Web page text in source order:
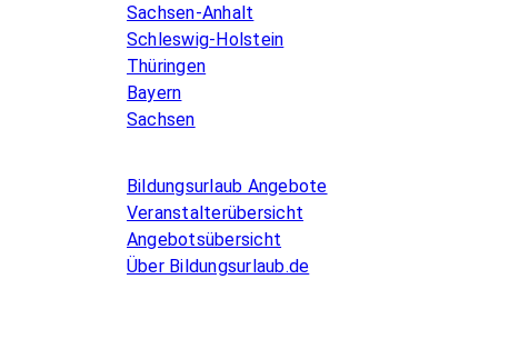
Sachsen-Anhalt
Schleswig-Holstein
Thüringen
Bayern
Sachsen
Bildungsurlaub Angebote
Veranstalterübersicht
Angebotsübersicht
Über Bildungsurlaub.de